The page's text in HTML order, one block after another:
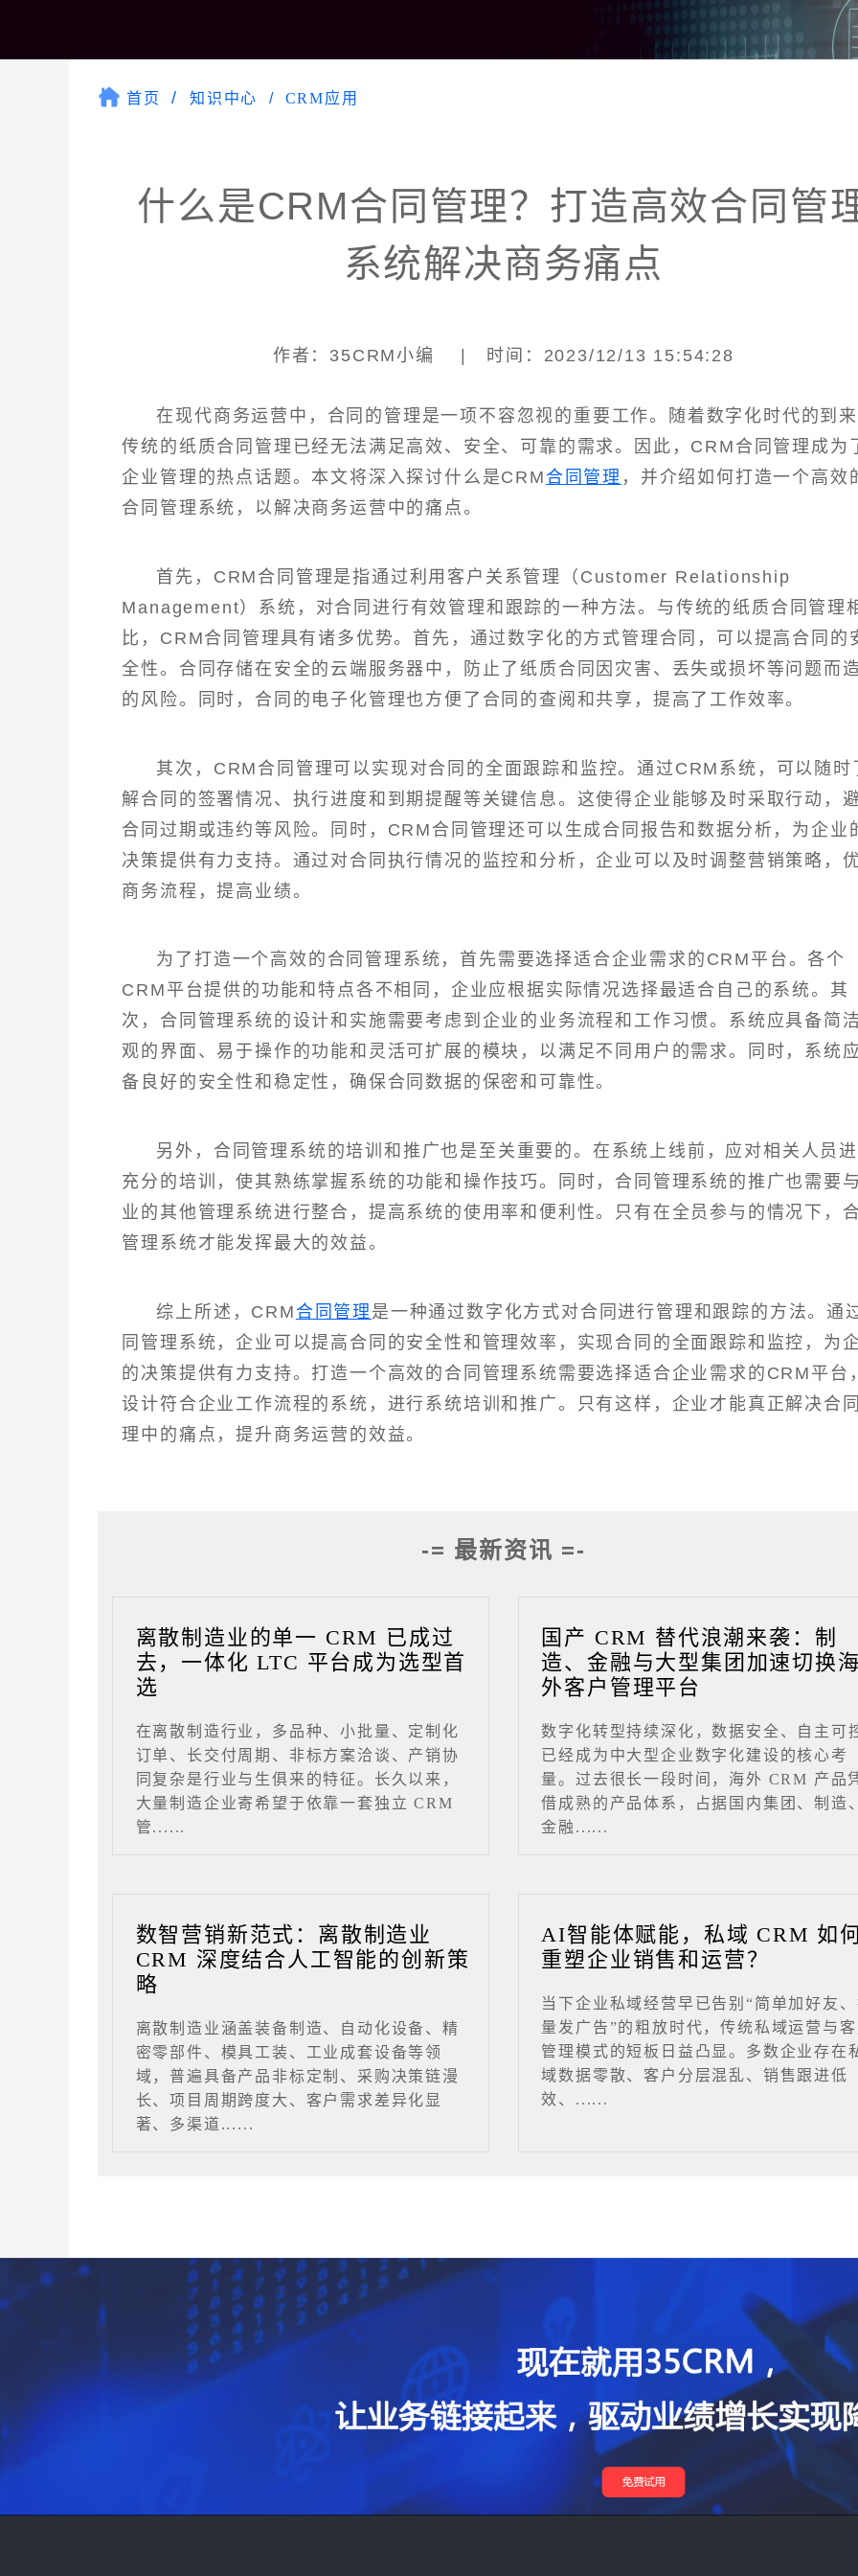
首页 知识中心 CRM应用
什么是CRM合同管理？打造高效合同管
系统解决商务痛点
作者：35CRM小编 | 时间：2023/12/13 15:54:28
在现代商务运营中，合同的管理是一项不容忽视的重要工作。随着数字化时代的到来
传统的纸质合同管理已经无法满足高效、安全、可靠的需求。因此，CRM合同管理成为
企业管理的热点话题。本文将深入探讨什么是CRM 合同管理 ，并介绍如何打造一个高效
合同管理系统，以解决商务运营中的痛点。
首先，CRM合同管理是指通过利用客户关系管理（Customer Relationship
Management）系统，对合同进行有效管理和跟踪的一种方法。与传统的纸质合同管理
比，CRM合同管理具有诸多优势。首先，通过数字化的方式管理合同，可以提高合同的
全性。合同存储在安全的云端服务器中，防止了纸质合同因灾害、丢失或损坏等问题而
的风险。同时，合同的电子化管理也方便了合同的查阅和共享，提高了工作效率。
其次，CRM合同管理可以实现对合同的全面跟踪和监控。通过CRM系统，可以随时
解合同的签署情况、执行进度和到期提醒等关键信息。这使得企业能够及时采取行动，
合同过期或违约等风险。同时，CRM合同管理还可以生成合同报告和数据分析，为企业
决策提供有力支持。通过对合同执行情况的监控和分析，企业可以及时调整营销策略，
商务流程，提高业绩。
为了打造一个高效的合同管理系统，首先需要选择适合企业需求的CRM平台。各个
CRM平台提供的功能和特点各不相同，企业应根据实际情况选择最适合自己的系统。其
次，合同管理系统的设计和实施需要考虑到企业的业务流程和工作习惯。系统应具备简
观的界面、易于操作的功能和灵活可扩展的模块，以满足不同用户的需求。同时，系统
备良好的安全性和稳定性，确保合同数据的保密和可靠性。
另外，合同管理系统的培训和推广也是至关重要的。在系统上线前，应对相关人员
充分的培训，使其熟练掌握系统的功能和操作技巧。同时，合同管理系统的推广也需要
业的其他管理系统进行整合，提高系统的使用率和便利性。只有在全员参与的情况下，
管理系统才能发挥最大的效益。
综上所述，CRM 合同管理 是一种通过数字化方式对合同进行管理和跟踪的方法。通
同管理系统，企业可以提高合同的安全性和管理效率，实现合同的全面跟踪和监控，为
的决策提供有力支持。打造一个高效的合同管理系统需要选择适合企业需求的CRM平台，
设计符合企业工作流程的系统，进行系统培训和推广。只有这样，企业才能真正解决合
理中的痛点，提升商务运营的效益。
-= 最新资讯 =-
离散制造业的单一 CRM 已成过
去，一体化 LTC 平台成为选型首
选
在离散制造行业，多品种、小批量、定制化
订单、长交付周期、非标方案洽谈、产销协
同复杂是行业与生俱来的特征。长久以来，
大量制造企业寄希望于依靠一套独立 CRM
管......
国产 CRM 替代浪潮来袭：制
造、金融与大型集团加速切换海
外客户管理平台
数字化转型持续深化，数据安全、自主可
已经成为中大型企业数字化建设的核心考
量。过去很长一段时间，海外 CRM 产品
借成熟的产品体系，占据国内集团、制造、
金融......
数智营销新范式：离散制造业
CRM 深度结合人工智能的创新策
略
离散制造业涵盖装备制造、自动化设备、精
密零部件、模具工装、工业成套设备等领
域，普遍具备产品非标定制、采购决策链漫
长、项目周期跨度大、客户需求差异化显
著、多渠道......
AI智能体赋能，私域 CRM 如
重塑企业销售和运营？
当下企业私域经营早已告别“简单加好友
量发广告”的粗放时代，传统私域运营与客
管理模式的短板日益凸显。多数企业存在
域数据零散、客户分层混乱、销售跟进低
效、......